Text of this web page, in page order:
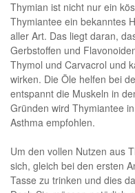
Thymian ist nicht nur ein
Thymiantee ein bekanntes
aller Art. Das liegt daran,
Gerbstoffen und
Thymol und Carvacrol und
wirken. Die Öle helfen bei
entspannt die Muskeln in
Gründen wird Thymiantee
Asthma empfohlen.
Um den vollen Nutzen aus
sich, gleich bei den ersten
Tasse zu trinken und dies